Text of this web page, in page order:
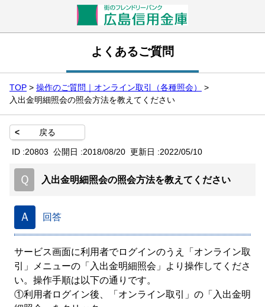
よくあるご質問
TOP > 操作のご質問｜オンライン取引（各種照会）
>
入出金明細照会の照会方法を教えてください
< 戻る
ID :20803 公開日 :2018/08/20 更新日 :2022/05/10
Ｑ 入出金明細照会の照会方法を教えてください
Ａ 回答
サービス画面に利用者でログインのうえ「オンライン取
引」メニューの「入出金明細照会」より操作してくださ
い。操作手順は以下の通りです。
①利用者ログイン後、「オンライン取引」の「入出金明